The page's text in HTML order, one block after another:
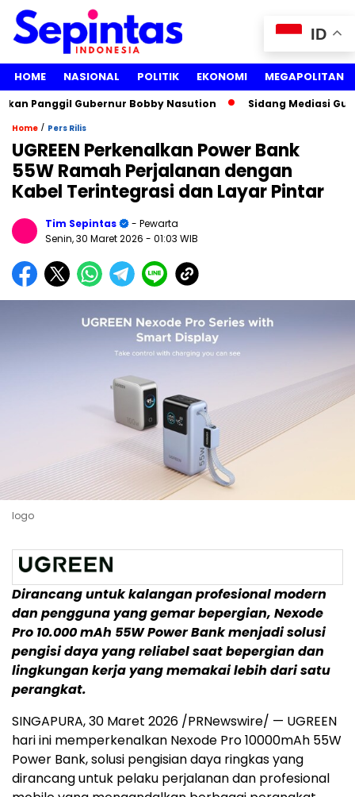
HOME NASIONAL POLITIK EKONOMI MEGAPOLITAN
Panggil Gubernur Bobby Nasution Sidang Mediasi
Home / Pers Rilis
UGREEN Perkenalkan Power Bank
55W Ramah Perjalanan dengan
Kabel Terintegrasi dan Layar Pintar
Tim Sepintas
- Pewarta
Senin, 30 Maret 2026 - 01:03 WIB
logo
Dirancang untuk kalangan profesional modern
dan pengguna yang gemar bepergian, Nexode
Pro 10.000 mAh 55W Power Bank menjadi solusi
pengisi daya yang reliabel saat bepergian dan
lingkungan kerja yang memakai lebih dari satu
perangkat.
SINGAPURA,30 Maret 2026 /PRNewswire/ — UGREEN
hari ini memperkenalkan Nexode Pro 10000mAh 55W
Power Bank, solusi pengisian daya ringkas yang
dirancang untuk pelaku perjalanan dan profesional
ID